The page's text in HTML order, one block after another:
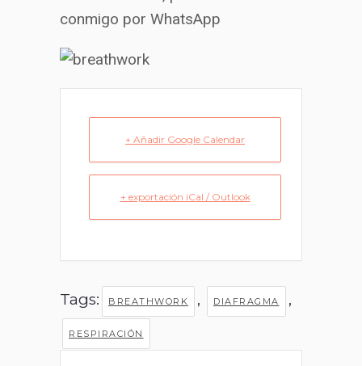
conmigo por WhatsApp
+ Añadir Google Calendar
+ exportación iCal / Outlook
Tags: BREATHWORK , DIAFRAGMA ,
RESPIRACIÓN